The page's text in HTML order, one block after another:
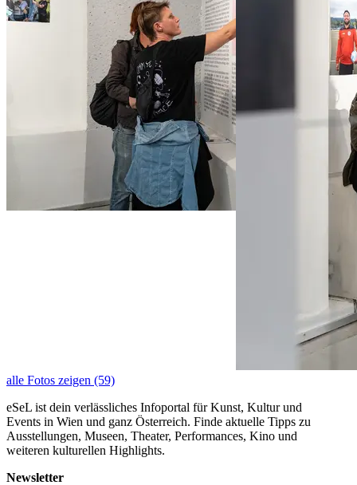
alle Fotos zeigen (59)
eSeL ist dein verlässliches Infoportal für Kunst, Kultur und
Events in Wien und ganz Österreich. Finde aktuelle Tipps zu
Ausstellungen, Museen, Theater, Performances, Kino und
weiteren kulturellen Highlights.
Newsletter